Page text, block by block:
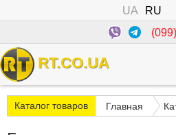
UA RU
RT.CO.UA
Каталог товаров Главная